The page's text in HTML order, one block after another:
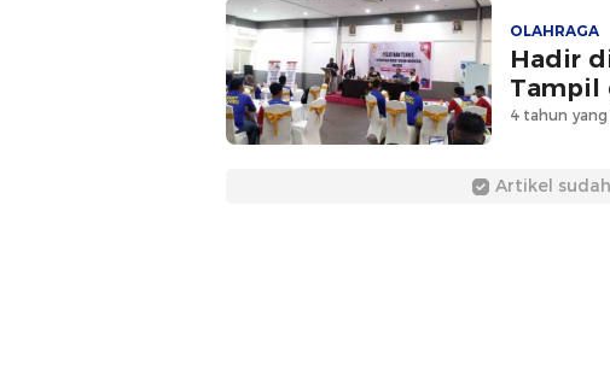
OLAHRAGA
Hadir
Tampil
4 tahun yang
Artikel